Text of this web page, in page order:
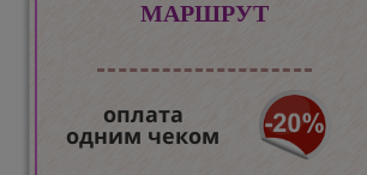
МАРШРУТ
оплата
одним чеком